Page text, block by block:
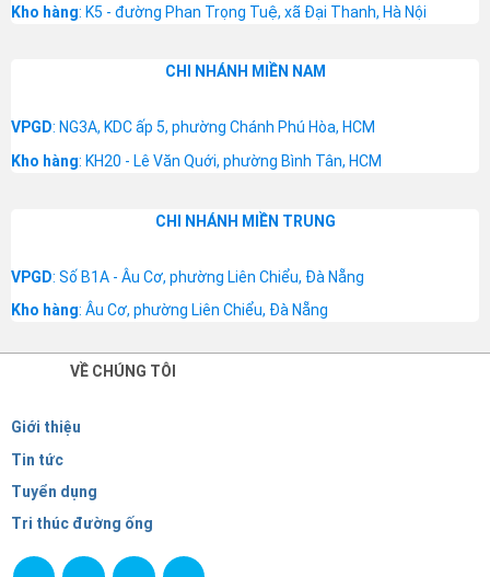
Kho hàng: K5 - đường Phan Trọng Tuệ, xã Đại Thanh, Hà Nội
CHI NHÁNH MIỀN NAM
VPGD: NG3A, KDC ấp 5, phường Chánh Phú Hòa, HCM
Kho hàng: KH20 - Lê Văn Quới, phường Bình Tân, HCM
CHI NHÁNH MIỀN TRUNG
VPGD: Số B1A - Âu Cơ, phường Liên Chiểu, Đà Nẵng
Kho hàng: Âu Cơ, phường Liên Chiểu, Đà Nẵng
VỀ CHÚNG TÔI
Giới thiệu
Tin tức
Tuyển dụng
Tri thúc đường ống